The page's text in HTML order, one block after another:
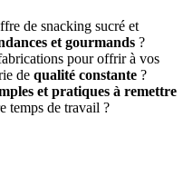
de snacking sucré et
et gourmands ?
pour offrir à vos
de qualité constante ?
et pratiques à remettre
temps de travail ?